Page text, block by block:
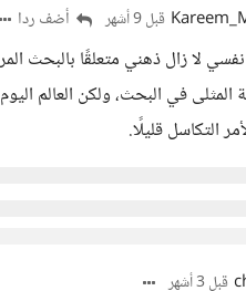
قبل 9 أشهر أضف ردا
لا زال ذهني متعلقًا بالبحث
المثلى في البحث، ولكن العالم
التكاسل قليلًا.
قبل 3 أشهر